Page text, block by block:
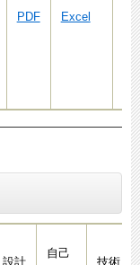
PDF Excel
設計
自己
技術